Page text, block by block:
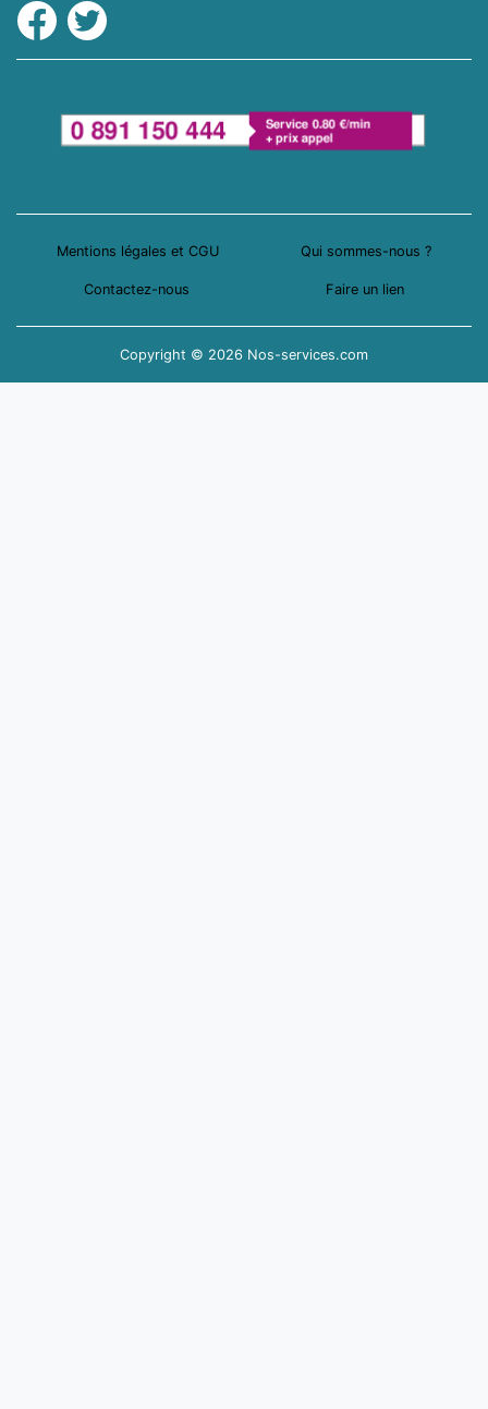
Facebook
Twitter
Mentions légales et CGU Qui sommes-nous ?
Contactez-nous Faire un lien
Copyright © 2026 Nos-services.com